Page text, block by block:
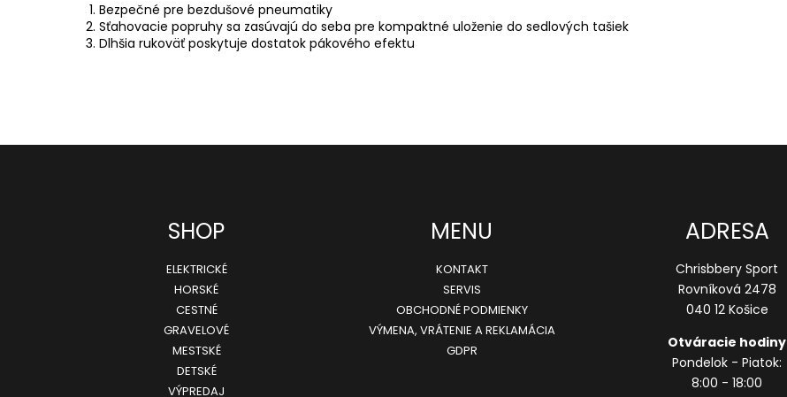
Bezpečné pre bezdušové pneumatiky
Sťahovacie popruhy sa zasúvajú do seba pre kompaktné uloženie do sedlových tašiek
Dlhšia rukoväť poskytuje dostatok pákového efektu
SHOP
ELEKTRICKÉ
HORSKÉ
CESTNÉ
GRAVELOVÉ
MESTSKÉ
DETSKÉ
VÝPREDAJ
MENU
KONTAKT
SERVIS
OBCHODNÉ PODMIENKY
VÝMENA, VRÁTENIE A REKLAMÁCIA
GDPR
ADRESA
Chrisbbery Sport
Rovníková 2478
040 12 Košice
Otváracie hodiny
Pondelok - Piatok:
8:00 - 18:00